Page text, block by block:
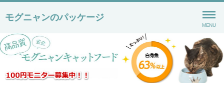
モグニャンのパッケージ
MENU